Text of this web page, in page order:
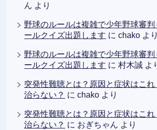
ん より
野球のルールは複雑で少年野球審
ールクイズ出題します にchako より
野球のルールは複雑で少年野球審
ールクイズ出題します に村木誠 よ
突発性難聴とは？原因と症状はこれ
治らない？ にchako より
突発性難聴とは？原因と症状はこれ
治らない？ に おぎちゃん より